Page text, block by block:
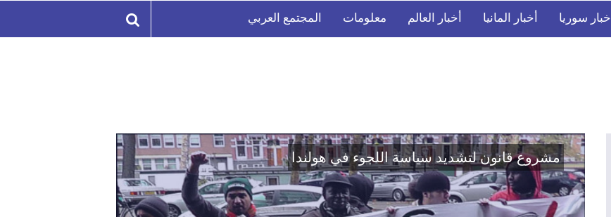
أخبار سوريا أخبار المانيا أخبار العالم معلومات المجتمع العربي
اتفاق تاريخي: دمج "قسد" في مؤسسات الدولة السورية لتعزيز الوحدة
الوطنية